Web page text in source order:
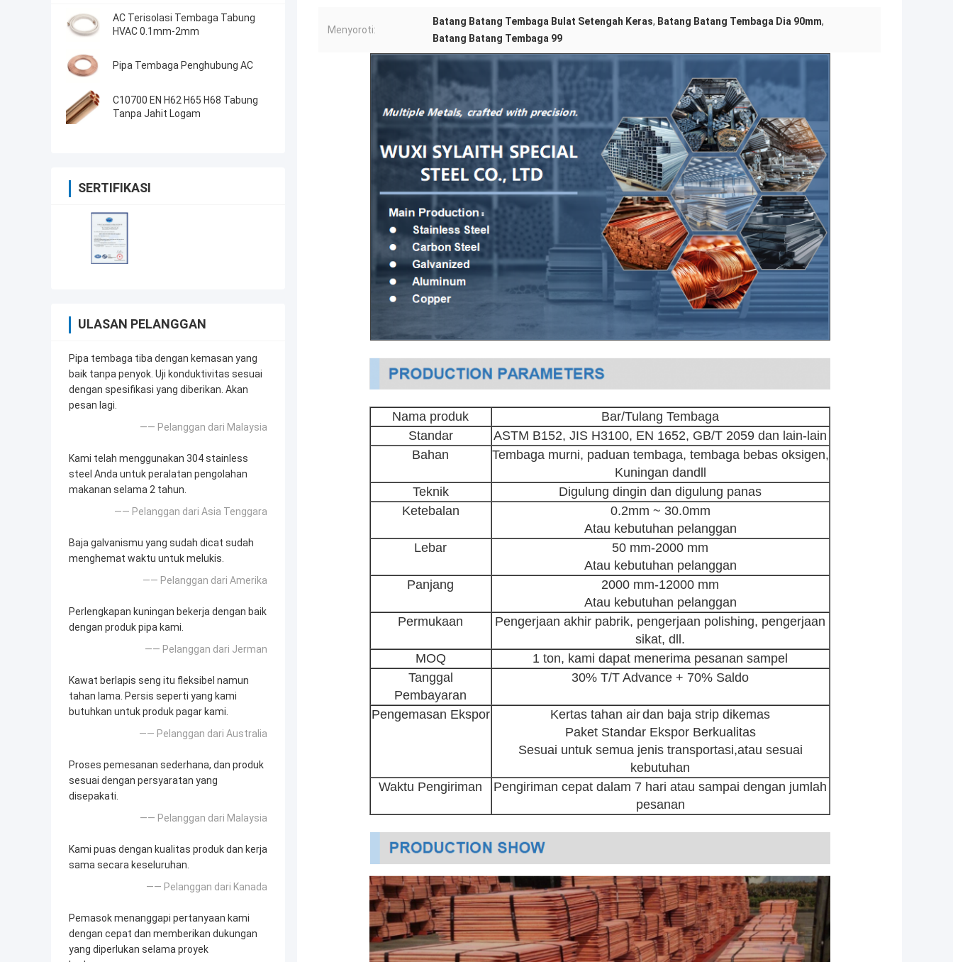
AC Terisolasi Tembaga Tabung
HVAC 0.1mm-2mm
Pipa Tembaga Penghubung AC
C10700 EN H62 H65 H68 Tabung
Tanpa Jahit Logam
SERTIFIKASI
ULASAN PELANGGAN
Pipa tembaga tiba dengan kemasan yang
baik tanpa penyok. Uji konduktivitas sesuai
dengan spesifikasi yang diberikan. Akan
pesan lagi.
—— Pelanggan dari Malaysia
Kami telah menggunakan 304 stainless
steel Anda untuk peralatan pengolahan
makanan selama 2 tahun.
—— Pelanggan dari Asia Tenggara
Baja galvanismu yang sudah dicat sudah
menghemat waktu untuk melukis.
—— Pelanggan dari Amerika
Perlengkapan kuningan bekerja dengan baik
dengan produk pipa kami.
—— Pelanggan dari Jerman
Kawat berlapis seng itu fleksibel namun
tahan lama. Persis seperti yang kami
butuhkan untuk produk pagar kami.
—— Pelanggan dari Australia
Proses pemesanan sederhana, dan produk
sesuai dengan persyaratan yang
disepakati.
—— Pelanggan dari Malaysia
Kami puas dengan kualitas produk dan kerja
sama secara keseluruhan.
—— Pelanggan dari Kanada
Pemasok menanggapi pertanyaan kami
dengan cepat dan memberikan dukungan
yang diperlukan selama proyek
Menyoroti:
Batang Batang Tembaga Bulat Setengah Keras, Batang Batang Tembaga Dia 90mm,
Batang Batang Tembaga 99
Nama produk
Bar/Tulang Tembaga
Standar
ASTM B152, JIS H3100, EN 1652, GB/T 2059 dan lain-lain
Bahan
Tembaga murni, paduan tembaga, tembaga bebas oksigen,
Kuningan dandll
Teknik
Digulung dingin dan digulung panas
Ketebalan
0.2mm ~ 30.0mm
Atau kebutuhan pelanggan
Lebar
50 mm-2000 mm
Atau kebutuhan pelanggan
Panjang
2000 mm-12000 mm
Atau kebutuhan pelanggan
Permukaan
Pengerjaan akhir pabrik, pengerjaan polishing, pengerjaan
sikat, dll.
MOQ
1 ton, kami dapat menerima pesanan sampel
Tanggal
Pembayaran
30% T/T Advance + 70% Saldo
Pengemasan Ekspor Kertas tahan airdan baja strip dikemas
Paket Standar Ekspor Berkualitas
Sesuai untuk semua jenis transportasi,atau sesuai
kebutuhan
Waktu Pengiriman
Pengiriman cepat dalam 7 hari atau sampai dengan jumlah
pesanan